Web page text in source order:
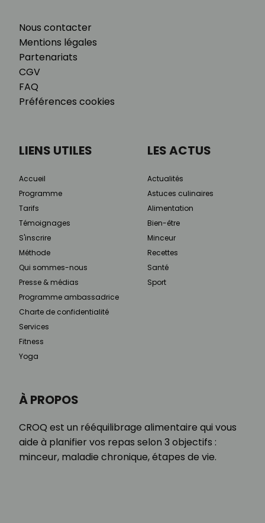
Nous contacter
Mentions légales
Partenariats
CGV
FAQ
Préférences cookies
À PROPOS
CROQ est un rééquilibrage alimentaire qui vous
aide à planifier vos repas selon 3 objectifs :
minceur, maladie chronique, étapes de vie.
LIENS UTILES
Accueil
Programme
Tarifs
Témoignages
S'inscrire
Méthode
Qui sommes-nous
Presse & médias
Programme ambassadrice
Charte de confidentialité
Services
Fitness
Yoga
LES ACTUS
Actualités
Astuces culinaires
Alimentation
Bien-être
Minceur
Recettes
Santé
Sport